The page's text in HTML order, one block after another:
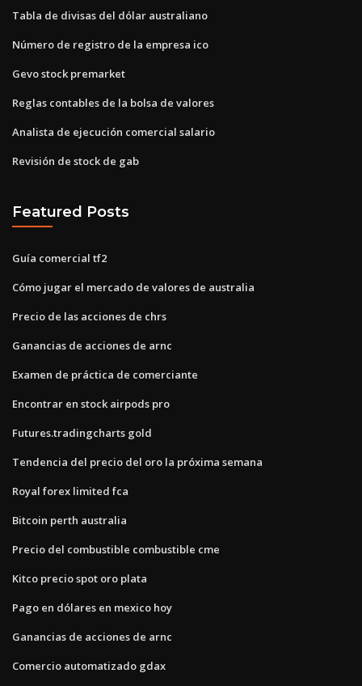
Tabla de divisas del dólar australiano
Número de registro de la empresa ico
Gevo stock premarket
Reglas contables de la bolsa de valores
Analista de ejecución comercial salario
Revisión de stock de gab
Featured Posts
Guía comercial tf2
Cómo jugar el mercado de valores de australia
Precio de las acciones de chrs
Ganancias de acciones de arnc
Examen de práctica de comerciante
Encontrar en stock airpods pro
Futures.tradingcharts gold
Tendencia del precio del oro la próxima semana
Royal forex limited fca
Bitcoin perth australia
Precio del combustible combustible cme
Kitco precio spot oro plata
Pago en dólares en mexico hoy
Ganancias de acciones de arnc
Comercio automatizado gdax